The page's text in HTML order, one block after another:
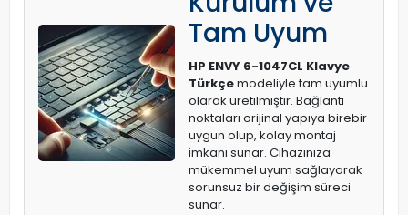
Tam Uyum
HP ENVY 6-1047CL Klavye
Türkçemodeliyle tam uyumlu
olarak üretilmiştir. Bağlantı
noktaları orijinal yapıya birebir
uygun olup, kolay montaj
imkanı sunar. Cihazınıza
mükemmel uyum sağlayarak
sorunsuz bir değişim süreci
sunar.